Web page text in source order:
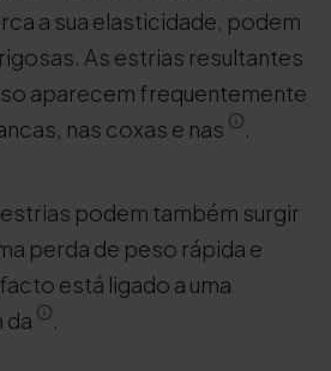
a sua elasticidade, podem
As estrias resultantes
aparecem frequentemente
nas coxas e nas
.
podem também surgir
perda de peso rápida e
está ligado a uma
da
.